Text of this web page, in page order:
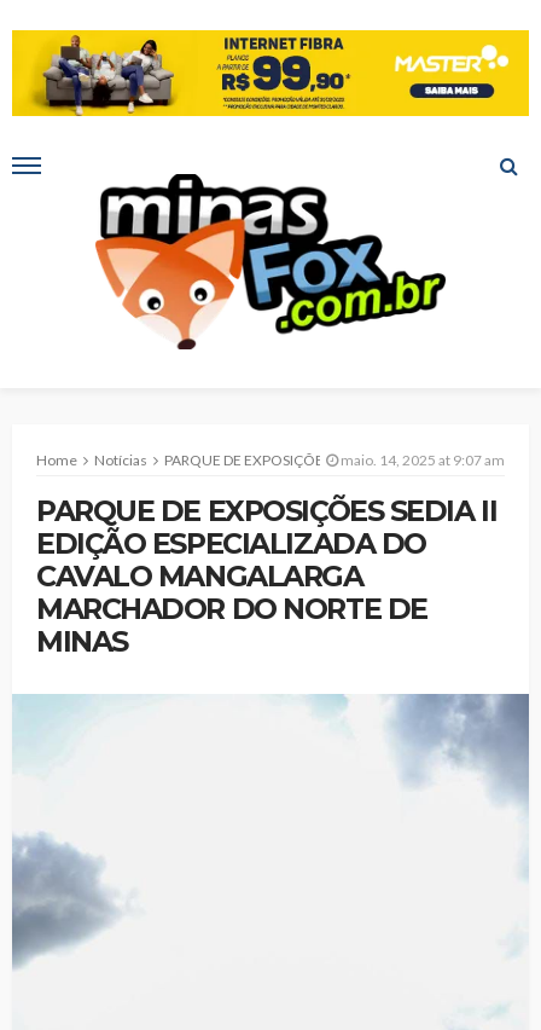
Home Notícias PARQUE DE EXPOSIÇÕES SEDIA II EDIÇÃO ESPECIALIZADA DO CAVALO MANGALARGA MARCHADOR DO NORTE DE MINAS
maio. 14, 2025 at 9:07 am
PARQUE DE EXPOSIÇÕES SEDIA II
EDIÇÃO ESPECIALIZADA DO
CAVALO MANGALARGA
MARCHADOR DO NORTE DE
MINAS